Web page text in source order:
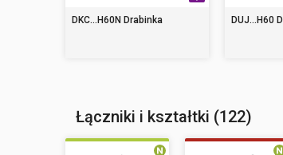
DKC...H60N Drabinka DUJ...H60
Łączniki i kształtki (122)